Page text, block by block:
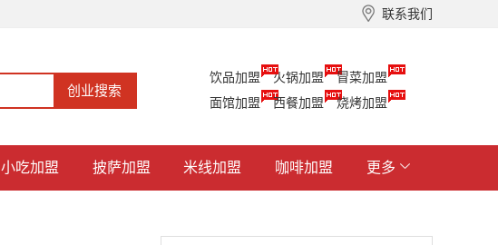
联系我们
饮品加盟 火锅加盟
冒菜加盟
面馆加盟
西餐加盟 烧烤加盟
小吃加盟 披萨加盟 米线加盟 咖啡加盟 更多